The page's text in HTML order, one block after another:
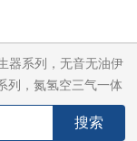
器系列，无音无油伊
列，氮氢空三气一体
质分析，水质检测
，多功能计，